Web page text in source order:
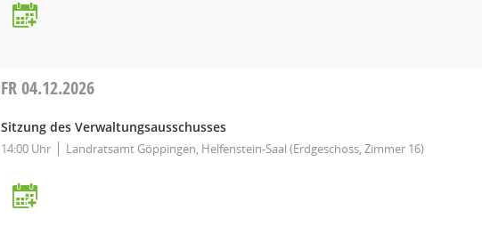
FR04.12.2026
Sitzung des Verwaltungsausschusses
14:00 Uhr Landratsamt Göppingen, Helfenstein-Saal (Erdgeschoss, Zimmer 16)